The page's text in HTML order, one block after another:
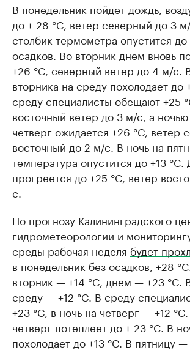
В понедельник пойдет дождь,
до + 28 °C, ветер северный до 3
столбик термометра опустится до
осадков. Во вторник днем вновь
+26 °C, северный ветер до 4 м/с.
вторника на среду похолодает до
среду специалисты обещают +25
восточный ветер до 3 м/с, а
четверг ожидается +26 °C, ветер
восточный до 2 м/с. В ночь на
температура опустится до +13
прогреется до +25 °C, ветер
с.
По прогнозу Калининградского
гидрометеорологии и
среды рабочая неделя будет
в понедельник без осадков, +28
вторник — +14 °C, днем — +23 °C.
среду — +12 °C. В среду
+23 °C, в ночь на четверг — +12
четверг потеплеет до + 23 °C. В
похолодает до +13 °C. В пятницу —